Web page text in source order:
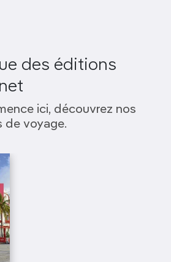
des éditions
ici, découvrez nos
de voyage.